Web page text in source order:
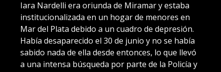
Iara Nardelli era oriunda de Miramar y estaba
institucionalizada en un hogar de menores en
Mar del Plata debido a un cuadro de depresión.
Había desaparecido el 30 de junio y no se había
sabido nada de ella desde entonces, lo que llevó
a una intensa búsqueda por parte de la Policía y